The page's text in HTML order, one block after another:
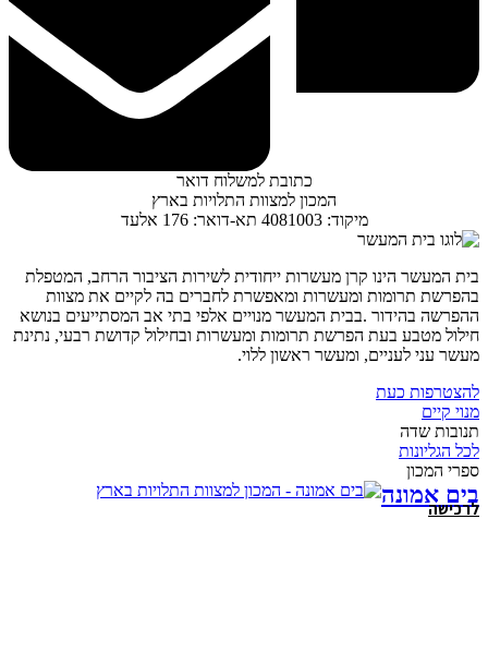
כתובת למשלוח דואר
המכון למצוות התלויות בארץ
מיקוד: 4081003 תא-דואר: 176 אלעד
בית המעשר הינו קרן מעשרות ייחודית לשירות הציבור הרחב, המטפלת
בהפרשת תרומות ומעשרות ומאפשרת לחברים בה לקיים את מצוות
ההפרשה בהידור .בבית המעשר מנויים אלפי בתי אב המסתייעים בנושא
חילול מטבע בעת הפרשת תרומות ומעשרות ובחילול קדושת רבעי, נתינת
מעשר עני לעניים, ומעשר ראשון ללוי.
להצטרפות כעת
מנוי קיים
תנובות שדה
לכל הגליונות
ספרי המכון
בים אמונה
לרכישה